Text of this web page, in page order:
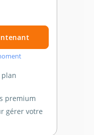
premium
gérer votre